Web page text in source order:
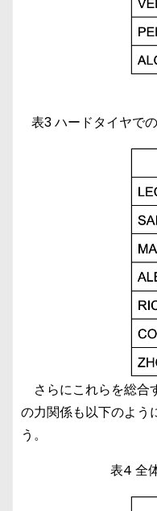
表3 ハードタイヤで
さらにこれらを総合
の力関係も以下のよう
う。
表4 全